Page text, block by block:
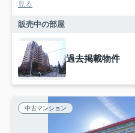
見る
販売中の部屋
過去掲載物件
中古マンション